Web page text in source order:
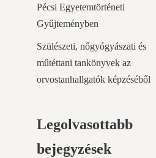
Pécsi Egyetemtörténeti
Gyűjteményben
Szülészeti, nőgyógyászati és
műtéttani tankönyvek az
orvostanhallgatók képzéséből
Legolvasottabb
bejegyzések